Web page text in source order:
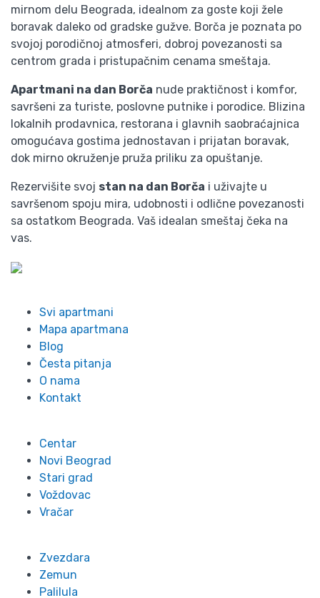
mirnom delu Beograda, idealnom za goste koji žele
boravak daleko od gradske gužve. Borča je poznata po
svojoj porodičnoj atmosferi, dobroj povezanosti sa
centrom grada i pristupačnim cenama smeštaja.
Apartmani na dan Borča nude praktičnost i komfor,
savršeni za turiste, poslovne putnike i porodice. Blizina
lokalnih prodavnica, restorana i glavnih saobraćajnica
omogućava gostima jednostavan i prijatan boravak,
dok mirno okruženje pruža priliku za opuštanje.
Rezervišite svoj stan na dan Borča i uživajte u
savršenom spoju mira, udobnosti i odlične povezanosti
sa ostatkom Beograda. Vaš idealan smeštaj čeka na
vas.
Svi apartmani
Mapa apartmana
Blog
Česta pitanja
O nama
Kontakt
Centar
Novi Beograd
Stari grad
Voždovac
Vračar
Zvezdara
Zemun
Palilula